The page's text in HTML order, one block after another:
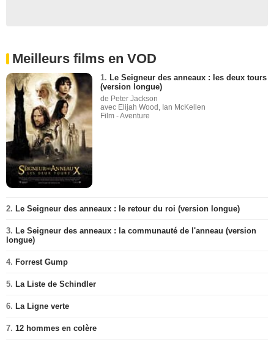
Meilleurs films en VOD
1. Le Seigneur des anneaux : les deux tours
(version longue)
de Peter Jackson
avec Elijah Wood, Ian McKellen
Film - Aventure
2. Le Seigneur des anneaux : le retour du roi (version longue)
3. Le Seigneur des anneaux : la communauté de l'anneau (version
longue)
4. Forrest Gump
5. La Liste de Schindler
6. La Ligne verte
7. 12 hommes en colère